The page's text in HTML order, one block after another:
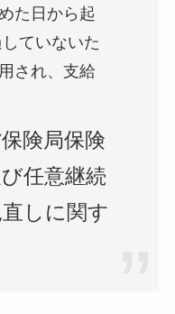
た日から起
ていないた
され、支給
険局保険
任意継続
しに関す